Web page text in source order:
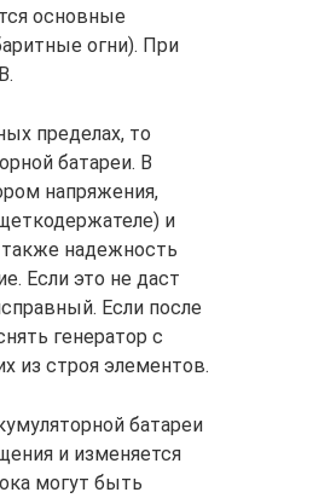
основные
огни). При
пределах, то
батареи. В
напряжения,
и
также надежность
Если это не даст
Если после
генератор с
из строя элементов.
батареи
и изменяется
могут быть